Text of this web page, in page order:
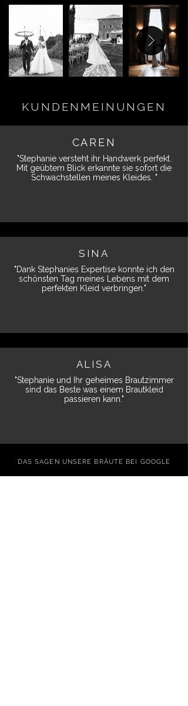
KUNDENMEINUNGEN
CAREN
"Stephanie versteht ihr Handwerk perfekt.
Mit geübtem Blick erkannte sie sofort die
Schwachstellen meines Kleides. "
SINA
"Dank Stephanies Expertise konnte ich den
schönsten Tag meines Lebens mit dem
perfekten Kleid verbringen."
ALISA
"Stephanie und Ihr geheimes Brautzimmer
sind das Beste was einem Brautkleid
passieren kann."
DAS SAGEN UNSERE BRÄUTE BEI GOOGLE